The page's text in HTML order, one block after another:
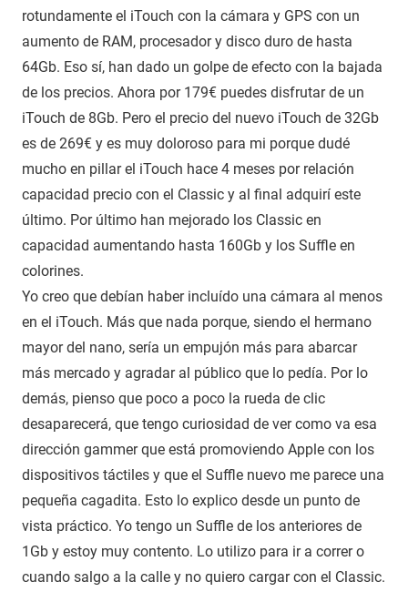
rotundamente el iTouch con la cámara y GPS con un
aumento de RAM, procesador y disco duro de hasta
64Gb. Eso sí, han dado un golpe de efecto con la bajada
de los precios. Ahora por 179€ puedes disfrutar de un
iTouch de 8Gb. Pero el precio del nuevo iTouch de 32Gb
es de 269€ y es muy doloroso para mi porque dudé
mucho en pillar el iTouch hace 4 meses por relación
capacidad precio con el Classic y al final adquirí este
último. Por último han mejorado los Classic en
capacidad aumentando hasta 160Gb y los Suffle en
colorines.
Yo creo que debían haber incluído una cámara al menos
en el iTouch. Más que nada porque, siendo el hermano
mayor del nano, sería un empujón más para abarcar
más mercado y agradar al público que lo pedía. Por lo
demás, pienso que poco a poco la rueda de clic
desaparecerá, que tengo curiosidad de ver como va esa
dirección gammer que está promoviendo Apple con los
dispositivos táctiles y que el Suffle nuevo me parece una
pequeña cagadita. Esto lo explico desde un punto de
vista práctico. Yo tengo un Suffle de los anteriores de
1Gb y estoy muy contento. Lo utilizo para ir a correr o
cuando salgo a la calle y no quiero cargar con el Classic.